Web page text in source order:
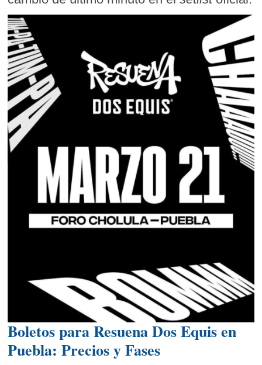
Boletos para Resuena Dos Equis en
Puebla: Precios y Fases